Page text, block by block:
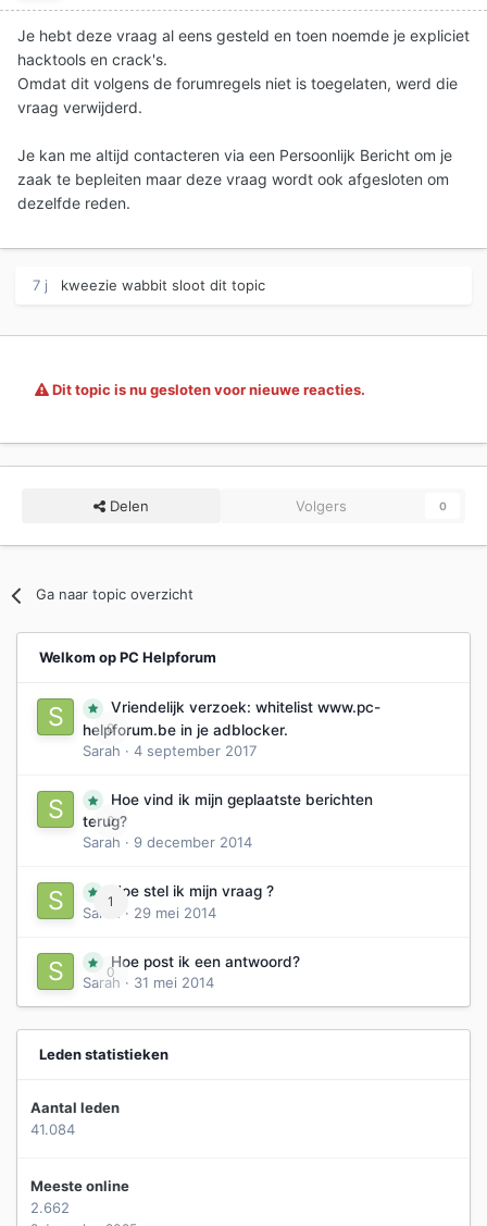
Je hebt deze vraag al eens gesteld en toen noemde je expliciet
hacktools en crack's.
Omdat dit volgens de forumregels niet is toegelaten, werd die
vraag verwijderd.
Je kan me altijd contacteren via een Persoonlijk Bericht om je
zaak te bepleiten maar deze vraag wordt ook afgesloten om
dezelfde reden.
7 j kweezie wabbit sloot dit topic
Dit topic is nu gesloten voor nieuwe reacties.
Delen Volgers 0
Ga naar topic overzicht
Welkom op PC Helpforum
0
Vriendelijk verzoek: whitelist www.pc-
helpforum.be in je adblocker.
Sarah · 4 september 2017
0
Hoe vind ik mijn geplaatste berichten
terug?
Sarah · 9 december 2014
1
Hoe stel ik mijn vraag ?
Sarah
· 29 mei 2014
0
Hoe post ik een antwoord?
Sarah · 31 mei 2014
Leden statistieken
Aantal leden
41.084
Meeste online
2.662